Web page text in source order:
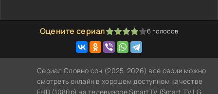
Оцените сериал
1 2 3 4 5 6голосов
Сериал Словно сон (2025-2026) все серии можно
смотреть онлайн в хорошем доступном качестве
FHD (1080p) на телевизоре SmartTV (Smart TV LG,